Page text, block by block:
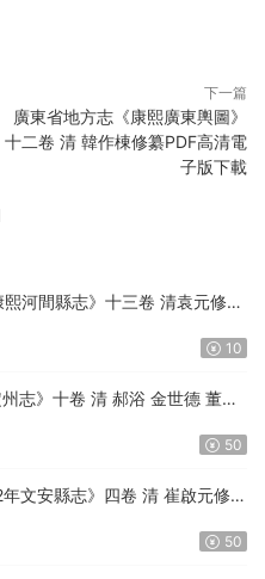
下一篇
廣東省地方志《康熙廣東輿圖》
十二卷 清 韓作棟修纂PDF高清電
子版下載
河間縣志》十三卷 清袁元修
10
志》十卷 清 郝浴 金世德 董秉
50
文安縣志》四卷 清 崔啟元修
50